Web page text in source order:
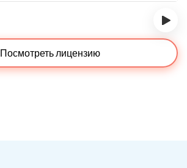
›
Посмотреть лицензию